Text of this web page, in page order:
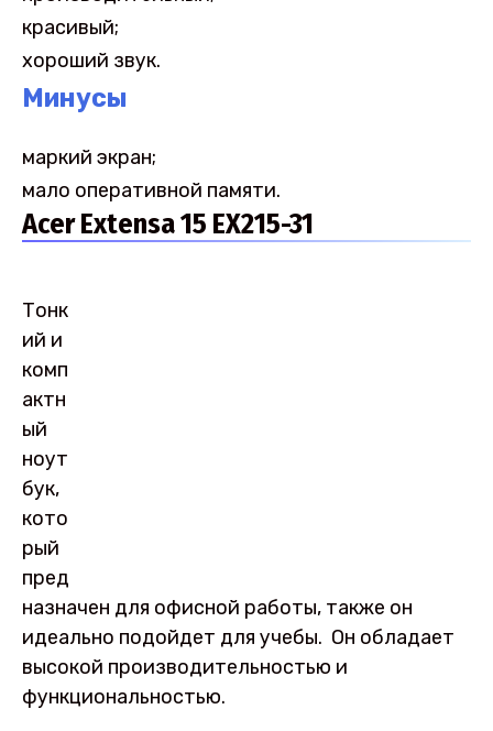
красивый;
хороший звук.
Минусы
маркий экран;
мало оперативной памяти.
Acer Extensa 15 EX215-31
Тонк
ий и
комп
актн
ый
ноут
бук,
кото
рый
пред
назначен для офисной работы, также он
идеально подойдет для учебы. Он обладает
высокой производительностью и
функциональностью.